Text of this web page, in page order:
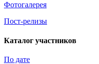
Фотогалерея
Пост-релизы
Каталог участников
По дате